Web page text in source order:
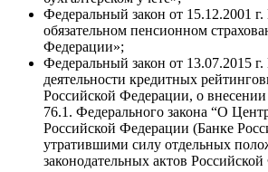
Федеральный закон от 15.12.2001
обязательном пенсионном
Федерации»;
Федеральный закон от 13.07.2015
деятельности кредитных
Российской Федерации, о
76.1. Федерального закона “О
Российской Федерации (Банке
утратившими силу отдельных
законодательных актов